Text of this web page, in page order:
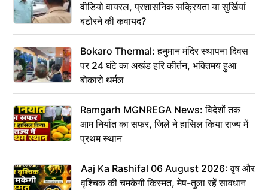
वीडियो वायरल, प्रशासनिक सक्रियता या सुर्खियां
बटोरने की कवायद?
Bokaro Thermal: हनुमान मंदिर स्थापना दिवस
पर 24 घंटे का अखंड हरि कीर्तन, भक्तिमय हुआ
बोकारो थर्मल
Ramgarh MGNREGA News: विदेशों तक
आम निर्यात का सफर, जिले ने हासिल किया राज्य में
प्रथम स्थान
Aaj Ka Rashifal 06 August 2026: वृष और
वृश्चिक की चमकेगी किस्मत, मेष-तुला रहें सावधान